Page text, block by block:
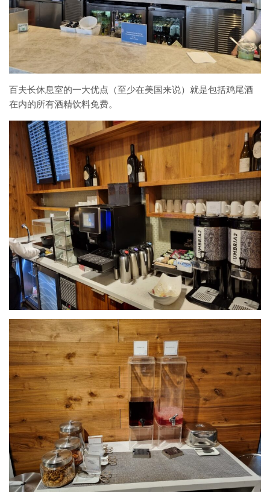
百夫长休息室的一大优点（至少在美国来说）就是包括鸡尾酒
在内的所有酒精饮料免费。